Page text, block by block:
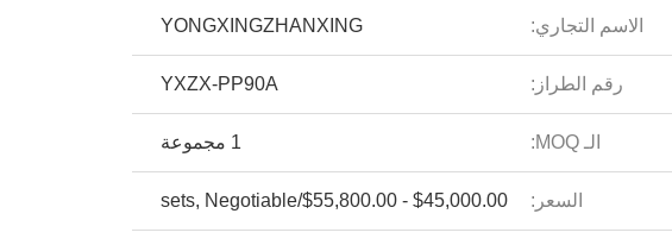
الاسم التجاري: YONGXINGZHANXING
رقم الطراز: YXZX-PP90A
الـ MOQ: 1 مجموعة
السعر: $45,000.00 - $55,800.00/sets, Negotiable